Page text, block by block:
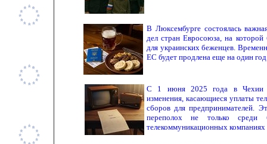
В Люксембурге состоялась
дел стран Евросоюза, на
для украинских беженцев.
ЕС будет продлена еще на один
С 1 июня 2025 года в Чехии
изменения, касающиеся уплаты
сборов для предпринимателей.
переполох не только
телекоммуникационных